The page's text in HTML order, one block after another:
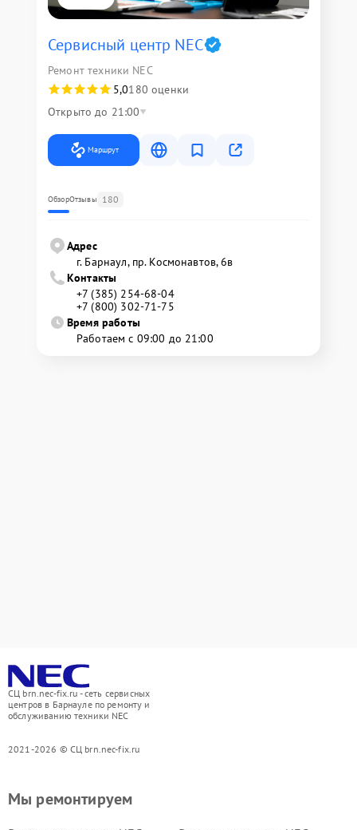
Сервисный центр NEC
Ремонт техники NEC
5,0180 оценки
Открыто до 21:00
Маршрут
ОбзорОтзывы 180
Адрес
г. Барнаул, ​пр. Космонавтов, 6в
Контакты
+7 (385) 254-68-04
+7 (800) 302-71-75
Время работы
Работаем с 09:00 до 21:00
СЦ brn.nec-fix.ru - сеть сервисных
центров в Барнауле по ремонту и
обслуживанию техники NEC
2021-2026 © СЦ brn.nec-fix.ru
Мы ремонтируем